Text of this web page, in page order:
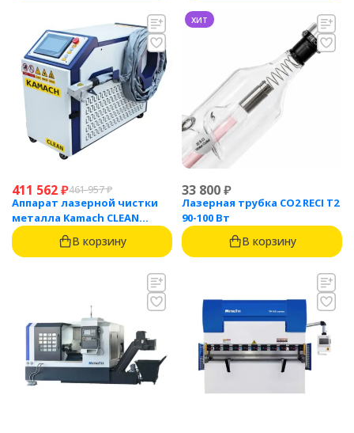
411 562₽461 957₽
Аппарат лазерной чистки
металла Kamach CLEAN
1500BW
В корзину
хит
33 800₽
Лазерная трубка CO2 RECI T2
90-100 Вт
В корзину